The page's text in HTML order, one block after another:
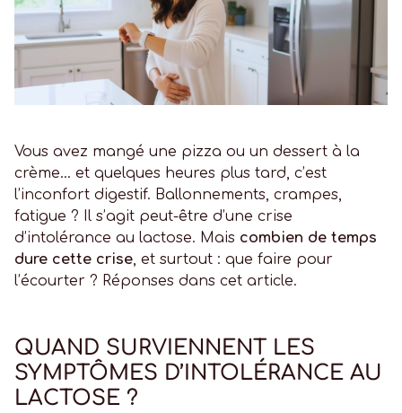
Vous avez mangé une pizza ou un dessert à la
crème… et quelques heures plus tard, c’est
l’inconfort digestif. Ballonnements, crampes,
fatigue ? Il s’agit peut-être d’une crise
d’intolérance au lactose. Mais combien de temps
dure cette crise, et surtout : que faire pour
l’écourter ? Réponses dans cet article.
QUAND SURVIENNENT LES
SYMPTÔMES D’INTOLÉRANCE AU
LACTOSE ?